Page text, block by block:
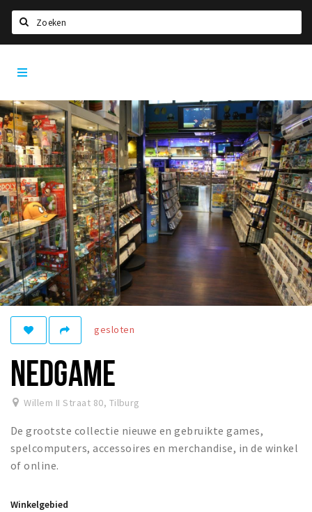
Home
Agenda
Deals
Nieuws, interviews & blogs
Eten
Drinken
Slapen
Recreatief
Winkels
Winkelgebieden
Parkeren
Bezienswaardigheden
Musea, theaters & podia
Uitjes & activiteiten
Natuurgebieden
Andere City Apps
gesloten
NEDGAME
Willem II Straat 80, Tilburg
De grootste collectie nieuwe en gebruikte games,
spelcomputers, accessoires en merchandise, in de winkel
of online.
Winkelgebied